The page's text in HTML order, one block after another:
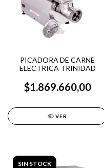
PICADORA DE CARNE
ELECTRICA TRINIDAD
$1.869.660,00
VER
SIN STOCK